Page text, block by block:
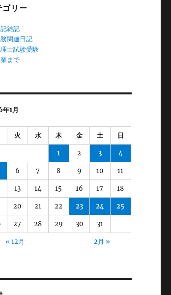
ゴリー
雑記
関連日記
士試験受験
まで
1月
火 水 木 金 土 日
1 2 3 4
6 7 8 9 10 11
13 14 15 16 17 18
20 21 22 23 24 25
27 28 29 30 31
« 12月 2月 »